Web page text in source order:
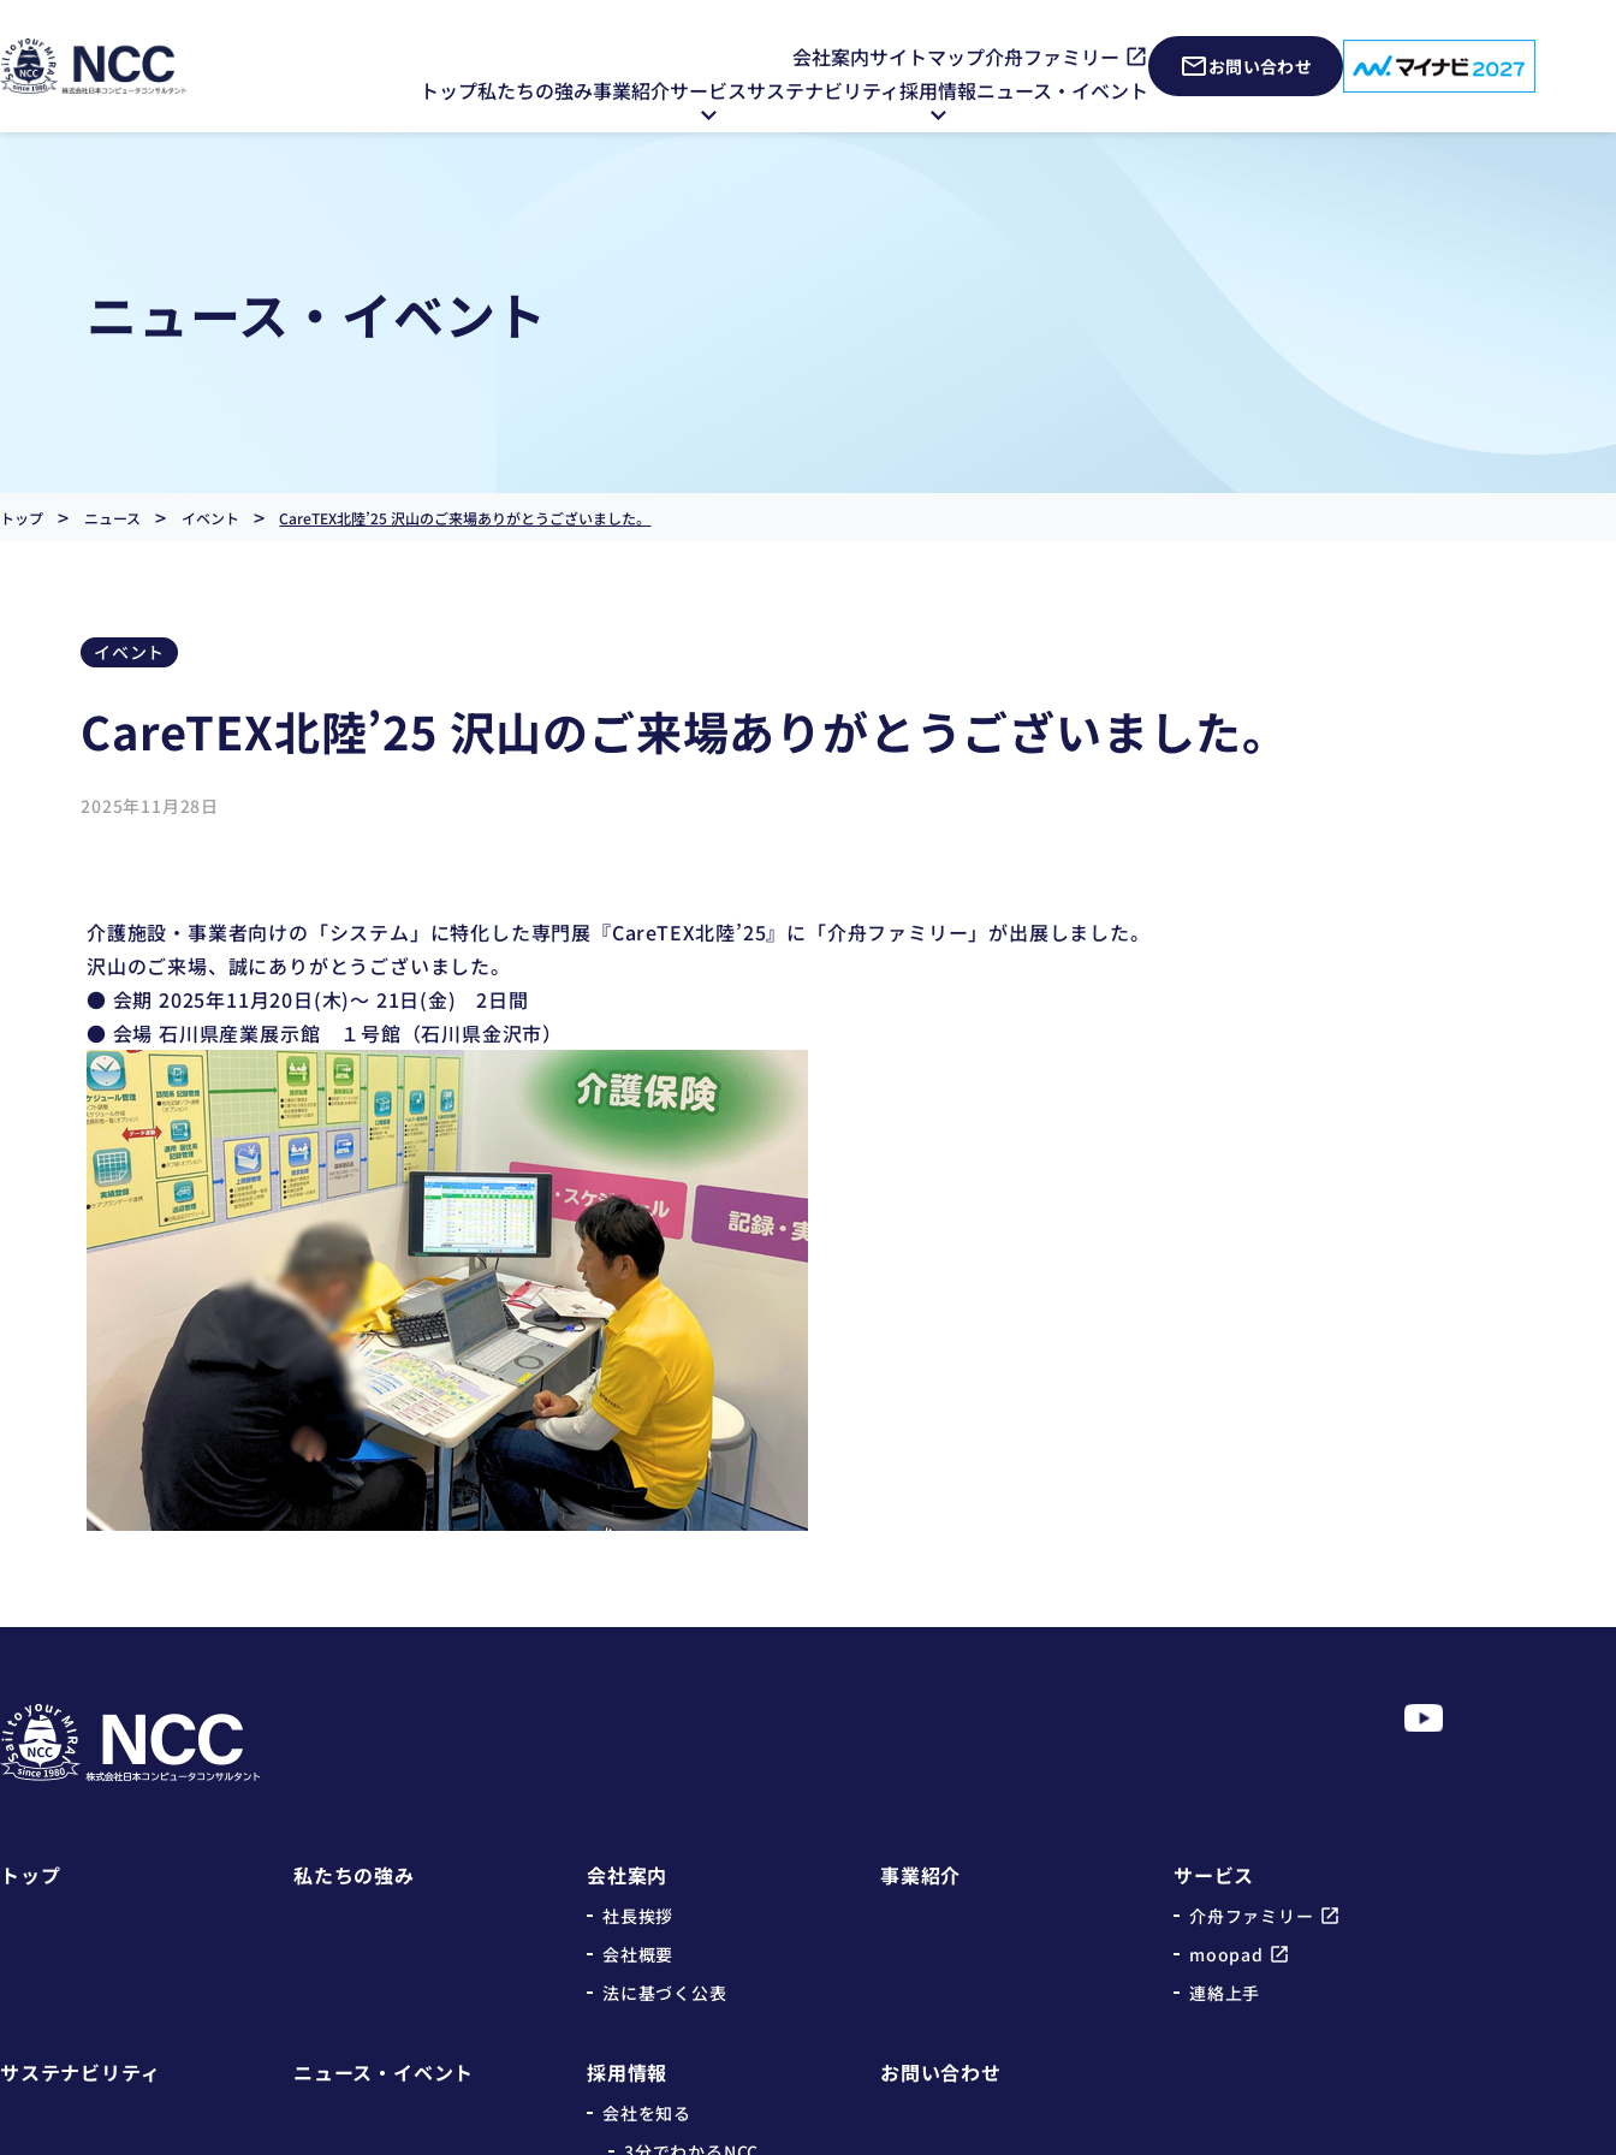
会社案内サイトマップ介舟ファミリー
トップ私たちの強み事業紹介サービスサステナビリティ採用情報ニュース・イベント
お問い合わせ
ニュース・イベント
トップ > ニュース > イベント > CareTEX北陸’25 沢山のご来場ありがとうございました。
イベント
CareTEX北陸’25 沢山のご来場ありがとうございました。
2025年11月28日
介護施設・事業者向けの「システム」に特化した専門展『CareTEX北陸’25』に「介舟ファミリー」が出展しました。
沢山のご来場、誠にありがとうございました。
● 会期 2025年11月20日(木)～ 21日(金) 2日間
● 会場 石川県産業展示館 １号館（石川県金沢市）
トップ 私たちの強み 会社案内
社長挨拶
会社概要
法に基づく公表
事業紹介 サービス
介舟ファミリー
moopad
連絡上手
サステナビリティ ニュース・イベント 採用情報
会社を知る
お問い合わせ